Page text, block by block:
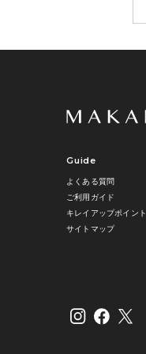
Guide
よくある質問
ご利用ガイド
キレイアップポイント
サイトマップ